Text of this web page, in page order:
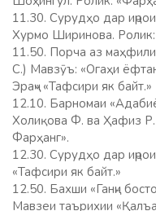
11.30. Сурудҳо дар
Хурмо Ширинова. Ролик:
11.50. Порча аз
С.) Мавзӯъ: «Огаҳи
Эраҷ» «Тафсири як байт.»
12.10. Барномаи
Холиқова Ф. ва Ҳафиз
Фарҳанг».
12.30. Сурудҳо дар
«Тафсири як байт.»
12.50. Бахши «Ганҷи
Мавзеи таърихии